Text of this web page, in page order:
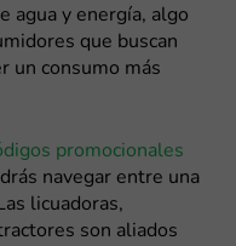
agua y energía, algo
que buscan
un consumo más
promocionales
navegar entre una
licuadoras,
son aliados